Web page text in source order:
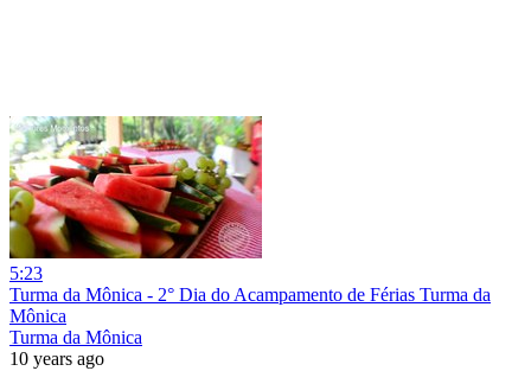
5:23
Turma da Mônica - 2° Dia do Acampamento de Férias Turma da
Mônica
Turma da Mônica
10 years ago